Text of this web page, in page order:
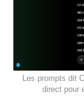
Les prompts dit
direct pour